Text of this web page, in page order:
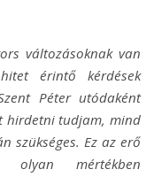
változásoknak van
érintő kérdések
Péter utódaként
hirdetni tudjam, mind
szükséges. Ez az erő
mértékben